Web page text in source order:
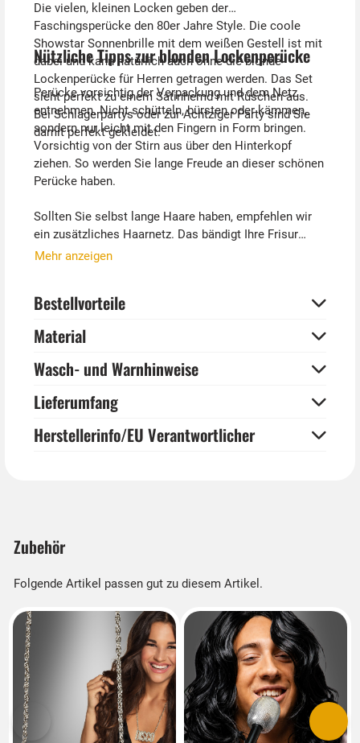
Die vielen, kleinen Locken geben der
Faschingsperücke den 80er Jahre Style. Die coole
Showstar Sonnenbrille mit dem weißen Gestell ist mit
dabei und kann natürlich auch ohne die blonde
Lockenperücke für Herren getragen werden. Das Set
sieht perfekt zu einem Satinhemd mit Rüschen aus.
Bei Schlagerpartys oder zur Achtziger Party sind Sie
damit perfekt gekleidet.
Nützliche Tipps zur blonden Lockenperücke
Perücke vorsichtig der Verpackung und dem Netz
entnehmen. Nicht schütteln, bürsten oder kämmen,
sondern nur leicht mit den Fingern in Form bringen.
Vorsichtig von der Stirn aus über den Hinterkopf
ziehen. So werden Sie lange Freude an dieser schönen
Perücke haben.
Sollten Sie selbst lange Haare haben, empfehlen wir
ein zusätzliches Haarnetz. Das bändigt Ihre Frisur
unter der Perücke und gibt ihr zusätzlich Halt.
Lieferumfang enthalten. Satinhemden und Mikrofon-
Mehr anzeigen
Bestellvorteile
Material
Wasch- und Warnhinweise
Lieferumfang
Herstellerinfo/EU Verantwortlicher
Zubehör
Folgende Artikel passen gut zu diesem Artikel.
Vorherige